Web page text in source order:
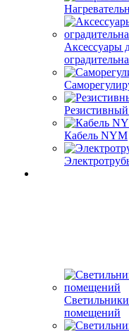
Аксессуары
Резистивный
Кабель NYM
помещений